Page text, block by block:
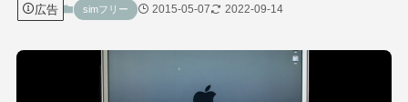
広告 simフリー 2015-05-07 2022-09-14